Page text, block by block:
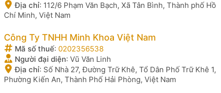
Địa chỉ: 112/6 Phạm Văn Bạch, Xã Tân Bình, Thành phố Hồ
Chí Minh, Việt Nam
Công Ty TNHH Minh Khoa Việt Nam
Mã số thuế: 0202356538
Người đại diện: Vũ Văn Linh
Địa chỉ: Số Nhà 27, Đường Trữ Khê, Tổ Dân Phố Trữ Khê 1,
Phường Kiến An, Thành Phố Hải Phòng, Việt Nam